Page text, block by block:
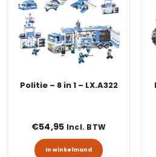
Politie – 8 in 1 – LX.A322
€54,95 Incl. BTW
In winkelmand